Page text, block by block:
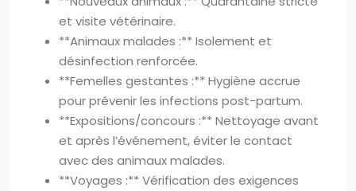
et visite vétérinaire.
**Animaux malades :** Isolement et
désinfection renforcée.
**Femelles gestantes :** Hygiène accrue
pour prévenir les infections post-partum.
**Expositions/concours :** Nettoyage avant
et après l’événement, éviter le contact
avec des animaux malades.
**Voyages :** Vérification des exigences